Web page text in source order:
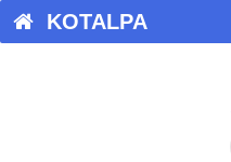
KOTALPA